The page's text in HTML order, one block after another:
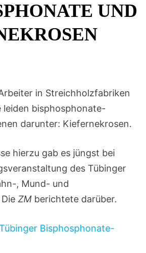
UND
in Streichholzfabriken
bisphosphonate-
darunter: Kiefernekrosen.
hierzu gab es jüngst bei
des Tübinger
, Mund- und
ZMberichtete darüber.
Bisphosphonate-